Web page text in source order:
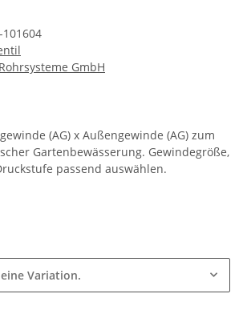
101604
Rohrsysteme GmbH
(AG) x Außengewinde (AG) zum
Gartenbewässerung. Gewindegröße,
passend auswählen.
Variation.